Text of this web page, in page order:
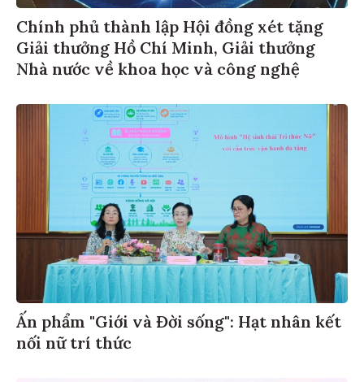
Chính phủ thành lập Hội đồng xét tặng
Giải thưởng Hồ Chí Minh, Giải thưởng
Nhà nước về khoa học và công nghệ
Ấn phẩm "Giới và Đời sống": Hạt nhân kết
nối nữ trí thức